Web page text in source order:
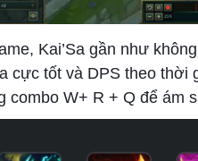
Kai’Sa gần như
cực tốt và DPS theo thời
combo W+ R + Q để